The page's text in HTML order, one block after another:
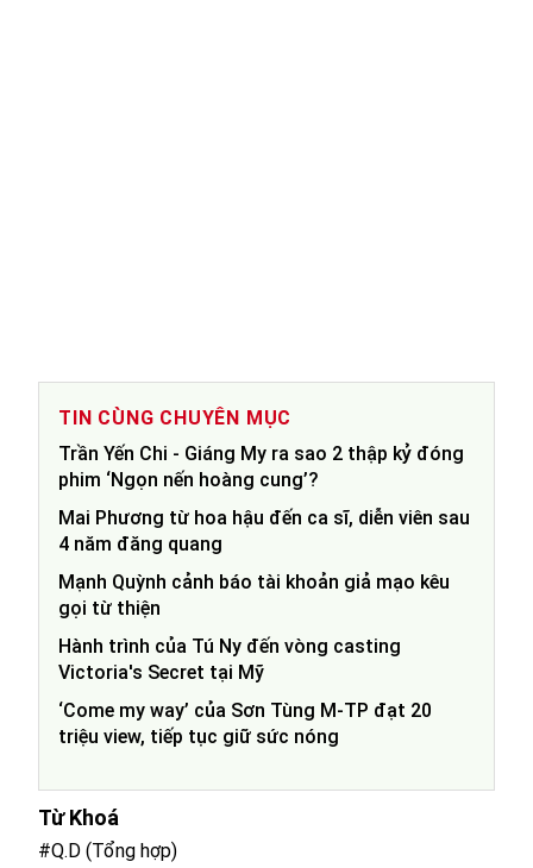
TIN CÙNG CHUYÊN MỤC
Trần Yến Chi - Giáng My ra sao 2 thập kỷ đóng
phim ‘Ngọn nến hoàng cung’?
Mai Phương từ hoa hậu đến ca sĩ, diễn viên sau
4 năm đăng quang
Mạnh Quỳnh cảnh báo tài khoản giả mạo kêu
gọi từ thiện
Hành trình của Tú Ny đến vòng casting
Victoria's Secret tại Mỹ
‘Come my way’ của Sơn Tùng M-TP đạt 20
triệu view, tiếp tục giữ sức nóng
Từ Khoá
#Q.D (Tổng hợp)